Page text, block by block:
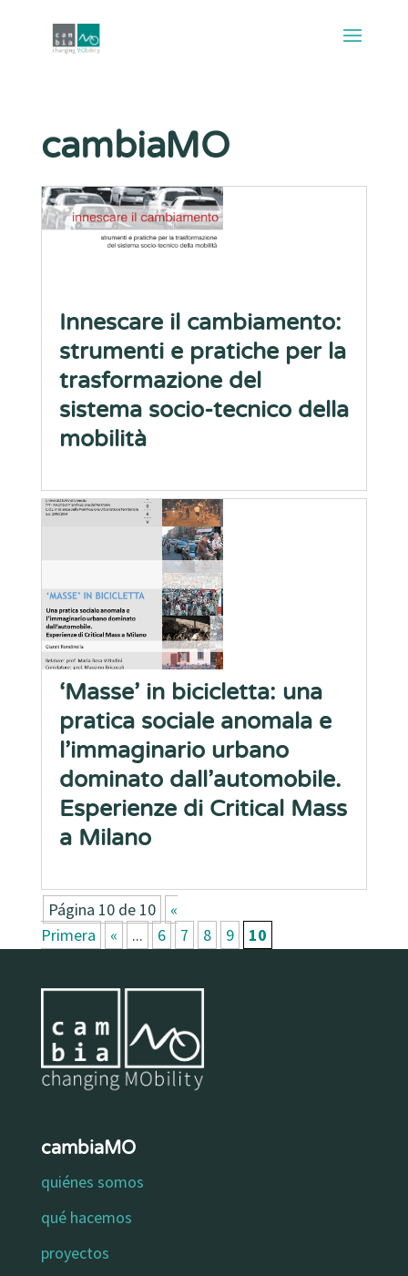
cambiaMO
Innescare il cambiamento:
strumenti e pratiche per la
trasformazione del
sistema socio-tecnico della
mobilità
‘Masse’ in bicicletta: una
pratica sociale anomala e
l’immaginario urbano
dominato dall’automobile.
Esperienze di Critical Mass
a Milano
Página 10 de 10
«
Primera
« ... 6 7 8 9 10
cambiaMO
quiénes somos
qué hacemos
proyectos